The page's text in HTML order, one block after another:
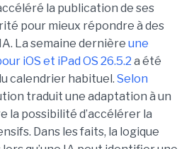
la publication de ses
pour mieux répondre à des
La semaine dernière une
iOS et iPad OS 26.5.2 a été
calendrier habituel. Selon
traduit une adaptation à un
la possibilité d’accélérer la
Dans les faits, la logique